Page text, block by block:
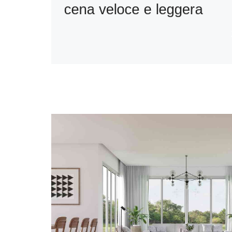
cena veloce e leggera